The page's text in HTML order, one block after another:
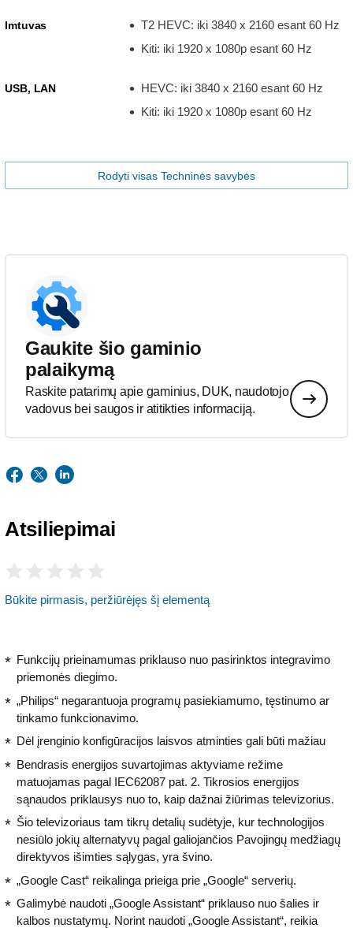
Imtuvas
T2 HEVC: iki 3840 x 2160 esant 60 Hz
Kiti: iki 1920 x 1080p esant 60 Hz
USB, LAN
HEVC: iki 3840 x 2160 esant 60 Hz
Kiti: iki 1920 x 1080p esant 60 Hz
Rodyti visas Techninės savybės
Gaukite šio gaminio
palaikymą
Raskite patarimų apie gaminius, DUK, naudotojo
vadovus bei saugos ir atitikties informaciją.
Atsiliepimai
Būkite pirmasis, peržiūrėjęs šį elementą
Funkcijų prieinamumas priklauso nuo pasirinktos integravimo
priemonės diegimo.
„Philips“ negarantuoja programų pasiekiamumo, tęstinumo ar
tinkamo funkcionavimo.
Dėl įrenginio konfigūracijos laisvos atminties gali būti mažiau
Bendrasis energijos suvartojimas aktyviame režime
matuojamas pagal IEC62087 pat. 2. Tikrosios energijos
sąnaudos priklausys nuo to, kaip dažnai žiūrimas televizorius.
Šio televizoriaus tam tikrų detalių sudėtyje, kur technologijos
nesiūlo jokių alternatyvų pagal galiojančios Pavojingų medžiagų
direktyvos išimties sąlygas, yra švino.
„Google Cast“ reikalinga prieiga prie „Google“ serverių.
Galimybė naudoti „Google Assistant“ priklauso nuo šalies ir
kalbos nustatymų. Norint naudoti „Google Assistant“, reikia